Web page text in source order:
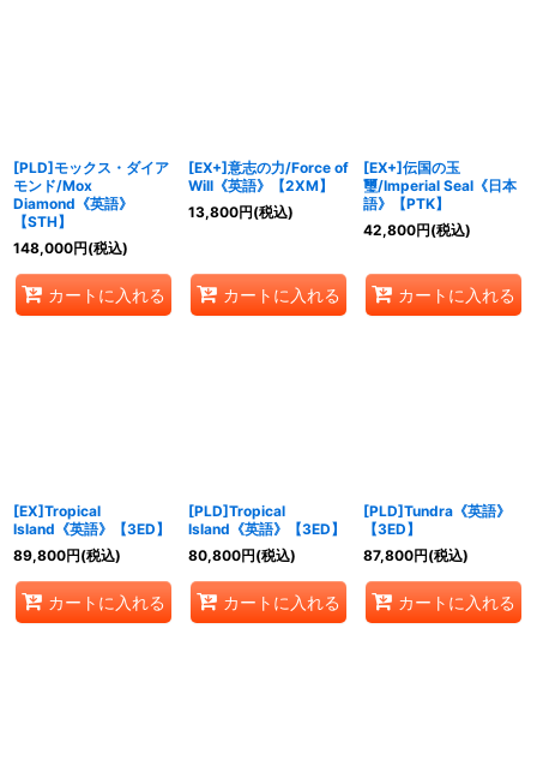
[PLD]モックス・ダイア
モンド/Mox
Diamond《英語》
【STH】
148,000円(税込)
カートに入れる
[EX+]意志の力/Force of
Will《英語》【2XM】
13,800円(税込)
カートに入れる
[EX+]伝国の玉
璽/Imperial Seal《日本
語》【PTK】
42,800円(税込)
カートに入れる
[EX]Tropical
Island《英語》【3ED】
89,800円(税込)
カートに入れる
[PLD]Tropical
Island《英語》【3ED】
80,800円(税込)
カートに入れる
[PLD]Tundra《英語》
【3ED】
87,800円(税込)
カートに入れる